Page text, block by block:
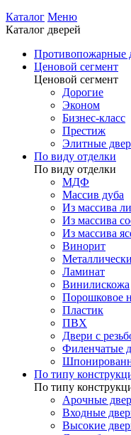
Каталог Меню
Каталог дверей
Противопожарные
Ценовой сегмент
Ценовой сегмент
Дорогие
Эконом
Бизнес-класс
Престиж
Элитные
По виду отделки
По виду отделки
МДФ
Массив дуба
Из массива
Из массива
Из массива
Винорит
Ламинат
Винилискожа
Порошковое
Пластик
ПВХ
Двери с
Филенчатые
По типу
По типу
Арочные
Входные
Высокие